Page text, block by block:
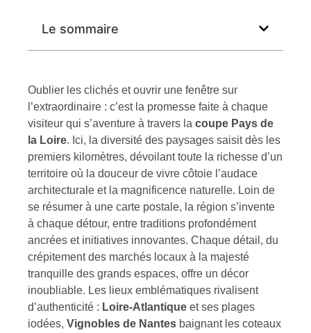
Le sommaire
Oublier les clichés et ouvrir une fenêtre sur
l’extraordinaire : c’est la promesse faite à chaque
visiteur qui s’aventure à travers la coupe Pays de
la Loire. Ici, la diversité des paysages saisit dès les
premiers kilomètres, dévoilant toute la richesse d’un
territoire où la douceur de vivre côtoie l’audace
architecturale et la magnificence naturelle. Loin de
se résumer à une carte postale, la région s’invente
à chaque détour, entre traditions profondément
ancrées et initiatives innovantes. Chaque détail, du
crépitement des marchés locaux à la majesté
tranquille des grands espaces, offre un décor
inoubliable. Les lieux emblématiques rivalisent
d’authenticité : Loire-Atlantique et ses plages
iodées, Vignobles de Nantes baignant les coteaux